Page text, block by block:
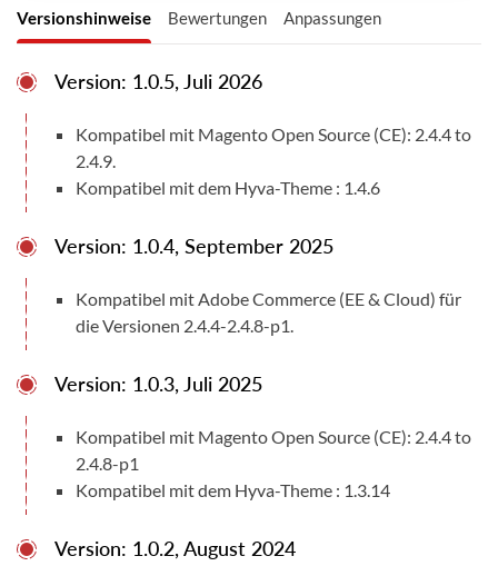
53
Magento Open Source (CE) 2.4.4 - 2.4.9
Benutzerhandbücher
Benutzerhandbuch
telefonischen Support anbieten können und
dass unser MS Teams- oder E-Mail-Support nur
Versionshinweise
Version: 1.0.5, Juli 2026
Kompatibel mit Magento Open Source (CE): 2.4.4 to
2.4.9.
Kompatibel mit dem Hyva-Theme : 1.4.6
Version: 1.0.4, September 2025
Kompatibel mit Adobe Commerce (EE & Cloud) für
die Versionen 2.4.4-2.4.8-p1.
Version: 1.0.3, Juli 2025
Kompatibel mit Magento Open Source (CE): 2.4.4 to
2.4.8-p1
Kompatibel mit dem Hyva-Theme : 1.3.14
Version: 1.0.2, August 2024
Bewertungen Anpassungen